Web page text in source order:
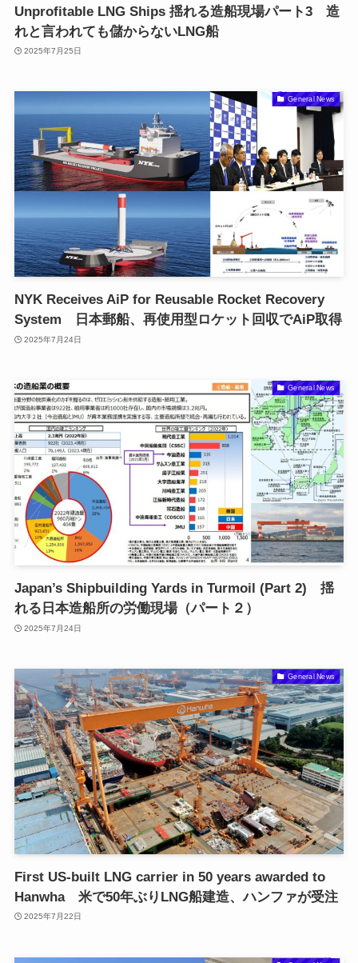
Unprofitable LNG Ships 揺れる造船現場パート3 造
れと言われても儲からないLNG船
2025年7月25日
General News
NYK Receives AiP for Reusable Rocket Recovery
System 日本郵船、再使用型ロケット回収でAiP取得
2025年7月24日
General News
Japan’s Shipbuilding Yards in Turmoil (Part 2) 揺
れる日本造船所の労働現場（パート２）
2025年7月24日
General News
First US-built LNG carrier in 50 years awarded to
Hanwha 米で50年ぶりLNG船建造、ハンファが受注
2025年7月22日